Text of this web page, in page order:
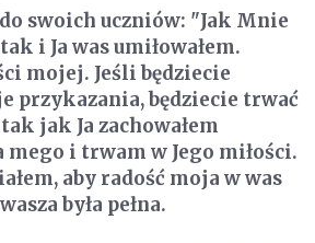
do swoich uczniów: "Jak Mnie
i Ja was umiłowałem.
mojej. Jeśli będziecie
przykazania, będziecie trwać
jak Ja zachowałem
mego i trwam w Jego miłości.
aby radość moja w was
była pełna.